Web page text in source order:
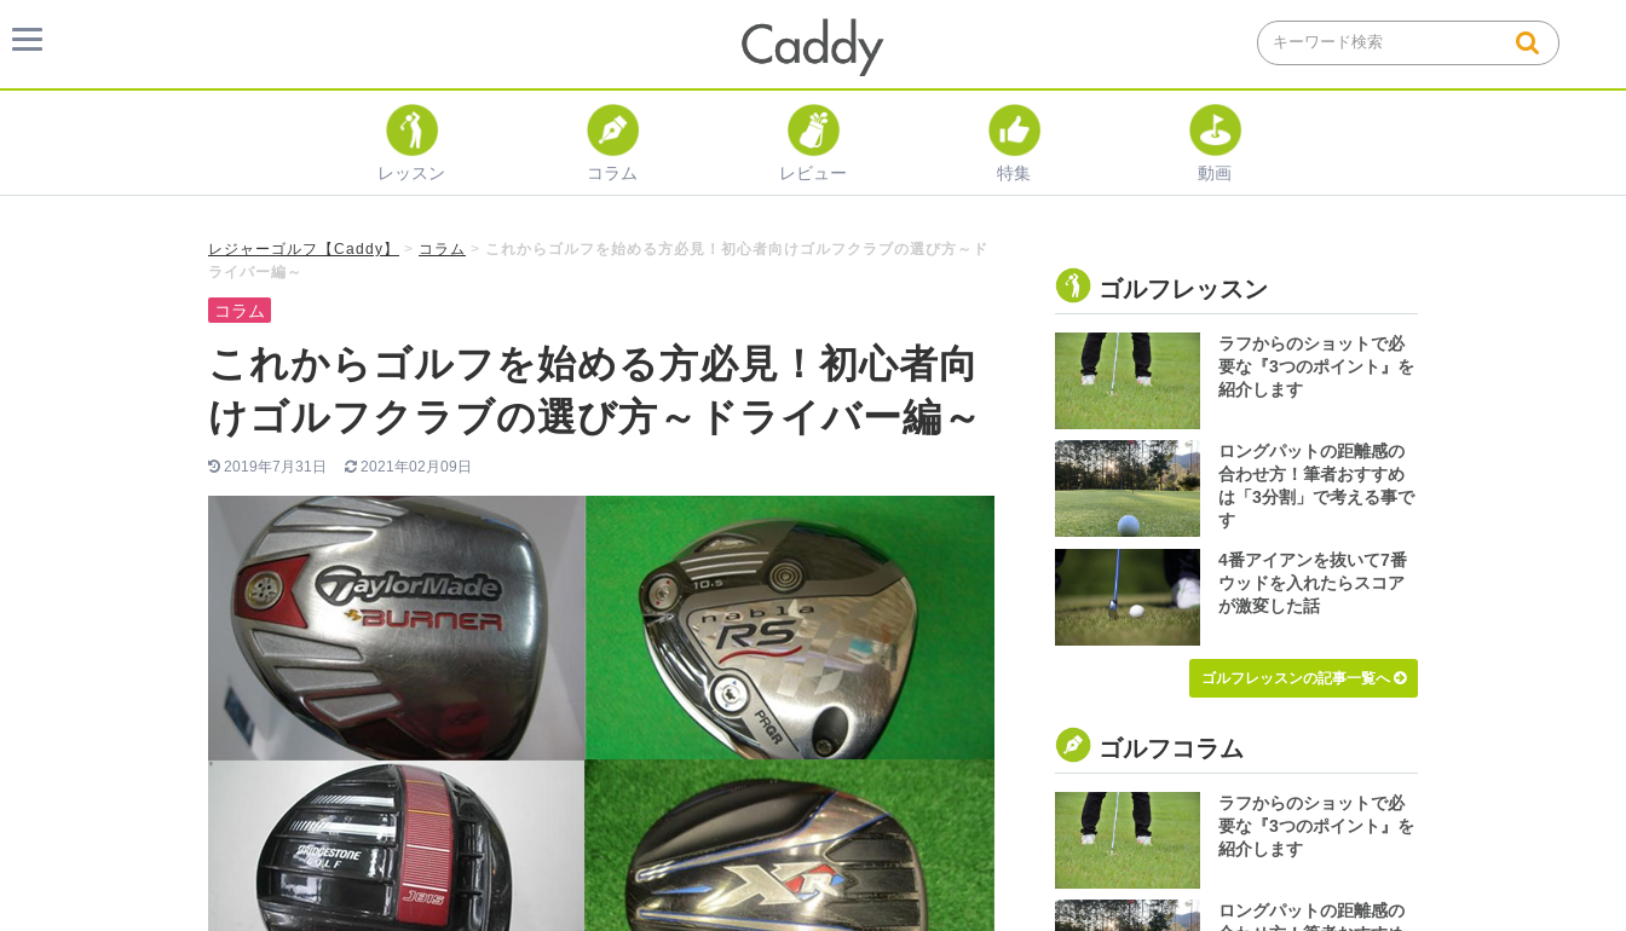
レッスン コラム レビュー 特集 動画
レジャーゴルフ【Caddy】 > コラム > これからゴルフを始める方必見！初心者向けゴルフクラブの選び方～ド
ライバー編～
コラム
これからゴルフを始める方必見！初心者向
けゴルフクラブの選び方～ドライバー編～
2019年7月31日 2021年02月09日
ゴルフレッスン
ラフからのショットで必
要な『3つのポイント』を
紹介します
ロングパットの距離感の
合わせ方！筆者おすすめ
は「3分割」で考える事で
す
4番アイアンを抜いて7番
ウッドを入れたらスコア
が激変した話
ゴルフレッスンの記事一覧へ
ゴルフコラム
ラフからのショットで必
要な『3つのポイント』を
紹介します
ロングパットの距離感の